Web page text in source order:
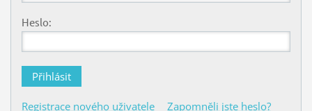
Heslo:
Registrace nového uživatele Zapomněli jste heslo?